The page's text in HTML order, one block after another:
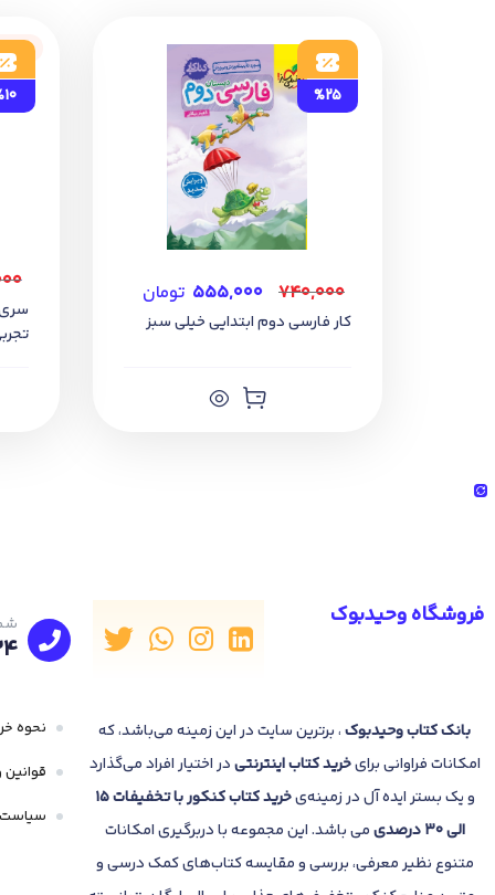
%25
۷۴۰,۰۰۰ ۵۵۵,۰۰۰ تومان
کار فارسی دوم ابتدایی خیلی سبز
فروشگاه وحیدبوک
بانککتاب وحیدبوک، برترین سایت در این زمینه می‌باشد، که
امکانات فراوانی برایخرید کتاباینترنتیدر اختیار افراد می‌گذارد
و یک بستر ایده آل در زمینه‌ی
خرید کتاب کنکور با تخفیفات 15
الی 30 درصدی
می باشد. این مجموعه با دربرگیری امکانات
متنوع نظیر معرفی، بررسی و مقایسه کتاب‌های کمک درسی و
نحوه